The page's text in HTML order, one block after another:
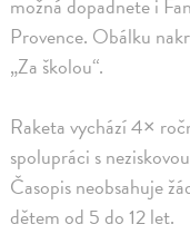
možná dopadnete i
Provence. Obálku
„Za školou“.
Raketa vychází 4×
spolupráci s
Časopis neobsahuje
dětem od 5 do 12 let.